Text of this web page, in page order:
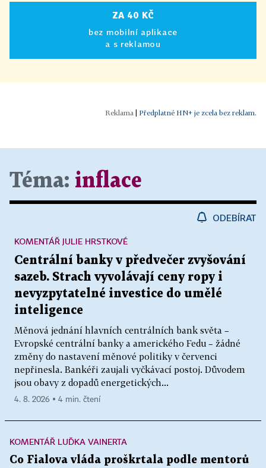
ZA 40 KČ
bez mobilní aplikace
a s reklamou
| Předplatné HN+ je zcela bez reklam.
Téma: inflace
ODEBÍRAT
Centrální banky v předvečer zvyšování
sazeb. Strach vyvolávají ceny ropy i
nevyzpytatelné investice do umělé
inteligence
Měnová jednání hlavních centrálních bank světa –
Evropské centrální banky a amerického Fedu – žádné
změny do nastavení měnové politiky v červenci
nepřinesla. Bankéři zaujali vyčkávací postoj. Důvodem
jsou obavy z dopadů energetických...
KOMENTÁŘ JULIE HRSTKOVÉ
4. 8. 2026 ▪ 4 min. čtení
KOMENTÁŘ LUĎKA VAINERTA
Co Fialova vláda proškrtala podle mentorů